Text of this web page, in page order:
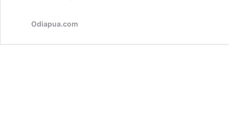
Odiapua.com